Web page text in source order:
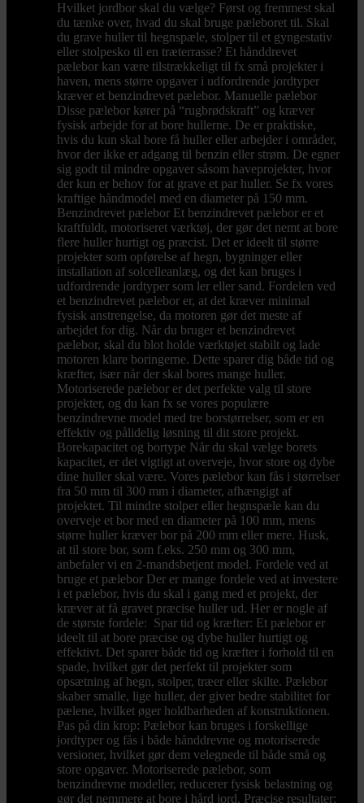
Hvilket jordbor skal du vælge? Først og fremmest skal
du tænke over, hvad du skal bruge pæleboret til. Skal
du grave huller til hegnspæle, stolper til et gyngestativ
eller stolpesko til en træterrasse? Et hånddrevet
pælebor kan være tilstrækkeligt til fx små projekter i
haven, mens større opgaver i udfordrende jordtyper
kræver et benzindrevet pælebor. Manuelle pælebor
Disse pælebor kører på “rugbrødskraft” og kræver
fysisk arbejde for at bore hullerne. De er praktiske,
hvis du kun skal bore få huller eller arbejder i områder,
hvor der ikke er adgang til benzin eller strøm. De egner
sig godt til mindre opgaver såsom haveprojekter, hvor
der kun er behov for at grave et par huller. Se fx vores
kraftige håndmodel med en diameter på 150 mm.
Benzindrevet pælebor Et benzindrevet pælebor er et
kraftfuldt, motoriseret værktøj, der gør det nemt at bore
flere huller hurtigt og præcist. Det er ideelt til større
projekter som opførelse af hegn, bygninger eller
installation af solcelleanlæg, og det kan bruges i
udfordrende jordtyper som ler eller sand. Fordelen ved
et benzindrevet pælebor er, at det kræver minimal
fysisk anstrengelse, da motoren gør det meste af
arbejdet for dig. Når du bruger et benzindrevet
pælebor, skal du blot holde værktøjet stabilt og lade
motoren klare boringerne. Dette sparer dig både tid og
kræfter, især når der skal bores mange huller.
Motoriserede pælebor er det perfekte valg til store
projekter, og du kan fx se vores populære
benzindrevne model med tre borstørrelser, som er en
effektiv og pålidelig løsning til dit store projekt.
Borekapacitet og bortype Når du skal vælge borets
kapacitet, er det vigtigt at overveje, hvor store og dybe
dine huller skal være. Vores pælebor kan fås i størrelser
fra 50 mm til 300 mm i diameter, afhængigt af
projektet. Til mindre stolper eller hegnspæle kan du
overveje et bor med en diameter på 100 mm, mens
større huller kræver bor på 200 mm eller mere. Husk,
at til store bor, som f.eks. 250 mm og 300 mm,
anbefaler vi en 2-mandsbetjent model. Fordele ved at
bruge et pælebor Der er mange fordele ved at investere
i et pælebor, hvis du skal i gang med et projekt, der
kræver at få gravet præcise huller ud. Her er nogle af
de største fordele: Spar tid og kræfter: Et pælebor er
ideelt til at bore præcise og dybe huller hurtigt og
effektivt. Det sparer både tid og kræfter i forhold til en
spade, hvilket gør det perfekt til projekter som
opsætning af hegn, stolper, træer eller skilte. Pælebor
skaber smalle, lige huller, der giver bedre stabilitet for
pælene, hvilket øger holdbarheden af konstruktionen.
Pas på din krop: Pælebor kan bruges i forskellige
jordtyper og fås i både hånddrevne og motoriserede
versioner, hvilket gør dem velegnede til både små og
store opgaver. Motoriserede pælebor, som
benzindrevne modeller, reducerer fysisk belastning og
gør det nemmere at bore i hård jord. Præcise resultater: